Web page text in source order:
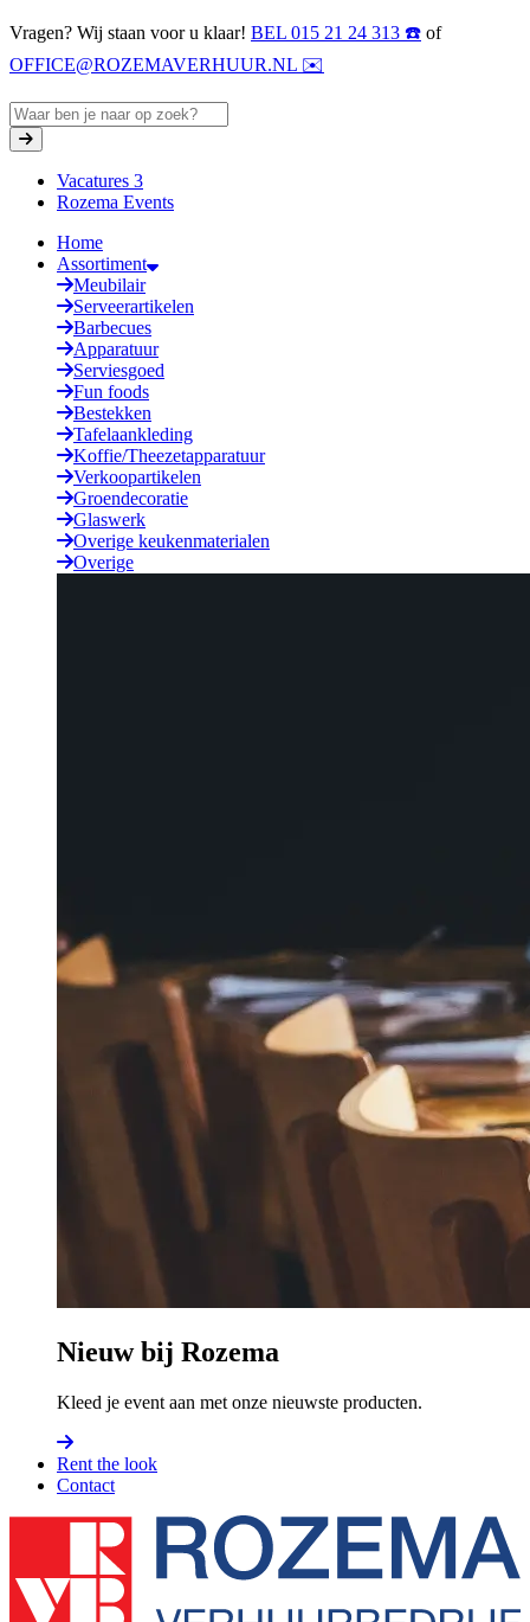
Vragen? Wij staan voor u klaar! BEL 015 21 24 313 ☎️ of
OFFICE@ROZEMAVERHUUR.NL ✉️
Vacatures 3
Rozema Events
Home
Assortiment
Meubilair
Serveerartikelen
Barbecues
Apparatuur
Serviesgoed
Fun foods
Bestekken
Tafelaankleding
Koffie/Theezetapparatuur
Verkoopartikelen
Groendecoratie
Glaswerk
Overige keukenmaterialen
Overige
Nieuw bij Rozema
Kleed je event aan met onze nieuwste producten.
Rent the look
Contact